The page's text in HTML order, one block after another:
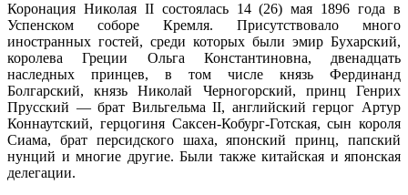
Коронация Николая II состоялась 14 (26) мая 1896 года в
Успенском соборе Кремля. Присутствовало много
иностранных гостей, среди которых были эмир Бухарский,
королева Греции Ольга Константиновна, двенадцать
наследных принцев, в том числе князь Фердинанд
Болгарский, князь Николай Черногорский, принц Генрих
Прусский — брат Вильгельма II, английский герцог Артур
Коннаутский, герцогиня Саксен-Кобург-Готская, сын короля
Сиама, брат персидского шаха, японский принц, папский
нунций и многие другие. Были также китайская и японская
делегации.